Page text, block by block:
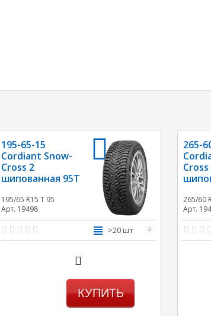
195-65-15
Cordiant Snow-
Cross 2
шипованная 95T
195/65 R15 T 95
Арт. 19498
>20 шт
КУПИТЬ
265-
Cross
265/60
Арт.